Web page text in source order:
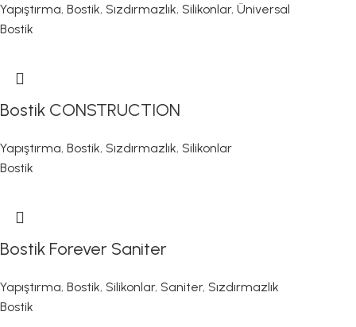
Yapıştırma, Bostik, Sızdırmazlık, Silikonlar, Üniversal
Bostik
Bostik CONSTRUCTION
Yapıştırma, Bostik, Sızdırmazlık, Silikonlar
Bostik
Bostik Forever Saniter
Yapıştırma, Bostik, Silikonlar, Saniter, Sızdırmazlık
Bostik